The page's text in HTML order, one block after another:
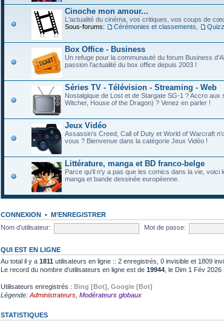
Cinoche mon amour...
L'actualité du cinéma, vos critiques, vos coups de
Sous-forums:
Cérémonies et classements
Box Office - Business
Un refuge pour la communauté du forum Business
passion l'actualité du box office depuis 2003 !
Séries TV - Télévision - Streaming - Web
Nostalgique de Lost et de Stargate SG-1 ? Accro aux
Witcher, House of the Dragon) ? Venez en parler !
Jeux Vidéo
Assassin's Creed, Call of Duty et World of Warcraft
vous ? Bienvenue dans la catégorie Jeux Vidéo !
Littérature, manga et BD franco-belge
Parce qu'il n'y a pas que les comics dans la vie, voici
manga et bande dessinée européenne.
CONNEXION • M’ENREGISTRER
Nom d’utilisateur:
Mot de passe:
QUI EST EN LIGNE
Au total il y a 1811 utilisateurs en ligne :: 2 enregistrés, 0 invisible et 1809
Le record du nombre d’utilisateurs en ligne est de 19944 , le Dim 1 Fév 2026
Utilisateurs enregistrés : Bing [Bot] Google [Bot]
Légende: Administrateurs Modérateurs globaux
STATISTIQUES